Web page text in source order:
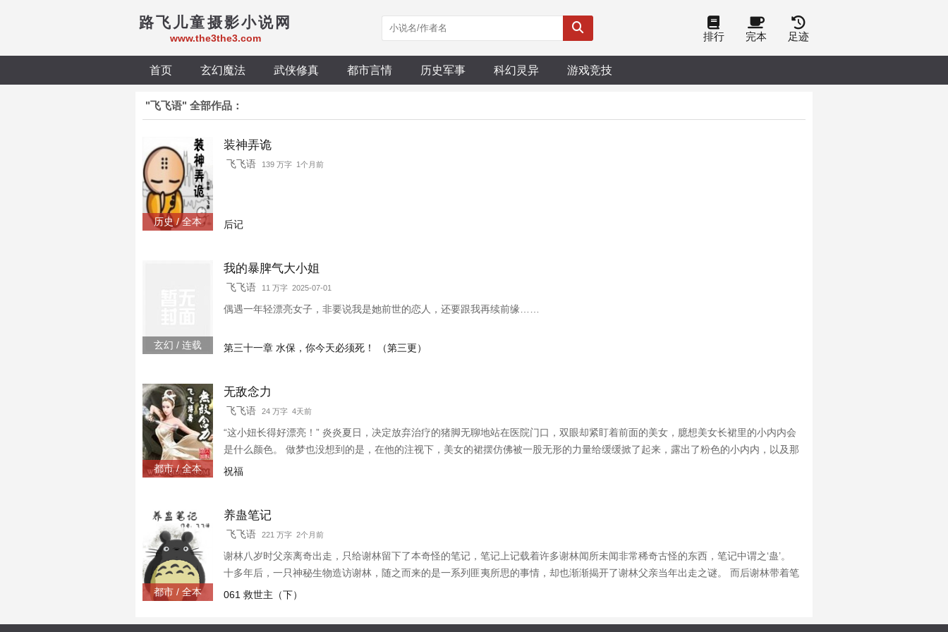
路飞儿童摄影小说网
www.the3the3.com 排行 完本 足迹
首页 玄幻魔法 武侠修真 都市言情 历史军事 科幻灵异 游戏竞技
"飞飞语" 全部作品：
历史 / 全本
装神弄诡
飞飞语 139 万字 1个月前
后记
玄幻 / 连载
我的暴脾气大小姐
飞飞语 11 万字 2025-07-01
偶遇一年轻漂亮女子，非要说我是她前世的恋人，还要跟我再续前缘……
第三十一章 水保，你今天必须死！ （第三更）
都市 / 全本
无敌念力
飞飞语 24 万字 4天前
“这小妞长得好漂亮！” 炎炎夏日，决定放弃治疗的猪脚无聊地站在医院门口，双眼却紧盯着前面的美女，臆想美女长裙里的小内内会
是什么颜色。 做梦也没想到的是，在他的注视下，美女的裙摆仿佛被一股无形的力量给缓缓掀了起来，露出了粉色的小内内，以及那
抹惊心动魄的白皙、圆润和挺翘…… 几天后，这位美女从天而降，成为了他的女朋友。 （为什么会有这种节奏？还请各位看官入内
祝福
都市 / 全本
养蛊笔记
飞飞语 221 万字 2个月前
谢林八岁时父亲离奇出走，只给谢林留下了本奇怪的笔记，笔记上记载着许多谢林闻所未闻非常稀奇古怪的东西，笔记中谓之‘蛊’。
十多年后，一只神秘生物造访谢林，随之而来的是一系列匪夷所思的事情，却也渐渐揭开了谢林父亲当年出走之谜。 而后谢林带着笔
记开始四处寻找父亲，也开始了他的历险之旅。 ———————— 已完本三部百万字小说，人品有保证，请放心阅读，呵呵。书友
061 救世主（下）